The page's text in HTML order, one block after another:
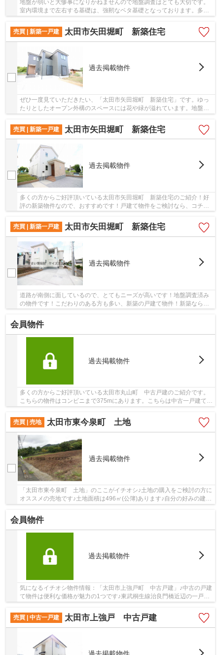
地盤が弱いと大惨事になりかねませんので地盤調査はとても大切です。
室内環境まで左右する基礎は、強靭なベタ基礎となっております。多く
売買 | 新築一戸建
太田市矢田堀町 新築住宅
過去掲載物件
ぜひ一度見ていただきたい、「太田市矢田堀町 新築住宅」です。ゆっ
たりとしたオープン外構のスペースには花や緑が溢れています。地盤が
弱いと大惨事になりかねませんので地盤調査は...
売買 | 新築一戸建
太田市矢田堀町 新築住宅
過去掲載物件
多くの方からご好評頂いている太田市矢田堀町 新築住宅のご紹介！好
評の新築物件なので、おすすめです！戸建て物件をご検討なら、コチラ
売買 | 新築一戸建
太田市矢田堀町 新築住宅
過去掲載物件
道路が南側に面しているので、とてもニーズが高いです！地盤調査済み
の物件です！こだわりのある方も多い、新築の戸建て物件！新築ならで
会員物件
過去掲載物件
多くの方からご好評頂いている太田市丸山町 中古戸建のご紹介です。
こちらの物件はコンビニまで375mにあります。こちらは中古一戸建ての
売買 | 売地
太田市東今泉町 土地
過去掲載物件
「太田市東今泉町 土地」のここがイチオシ♪土地の購入をご検討の方に
オススメの売地です♪土地面積は496㎡(公簿)あります♪自分の好みの建物
会員物件
過去掲載物件
気になるイチオシ物件情報：「太田市上強戸町 中古戸建」♪中古の戸建
て物件は便利な価格が魅力の1つです♪東武桐生線治良門橋近辺の一戸建
売買 | 中古一戸建
太田市上強戸 中古戸建